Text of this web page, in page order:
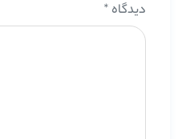
دیدگاه *